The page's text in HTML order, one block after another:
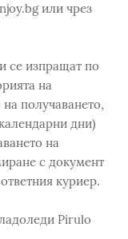
или чрез
се изпращат по
на
получаването,
дни)
на
с документ
куриер.
Pirulo